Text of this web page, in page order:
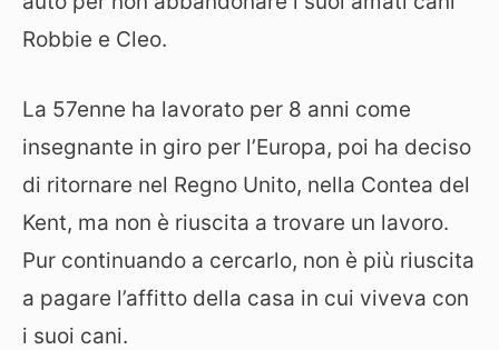
Robbie e Cleo.
La 57enne ha lavorato per 8 anni come
insegnante in giro per l’Europa, poi ha deciso
di ritornare nel Regno Unito, nella Contea del
Kent, ma non è riuscita a trovare un lavoro.
Pur continuando a cercarlo, non è più riuscita
a pagare l’affitto della casa in cui viveva con
i suoi cani.